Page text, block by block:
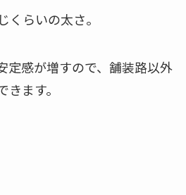
くらいの太さ。
定感が増すので、舗装路以外
ます。